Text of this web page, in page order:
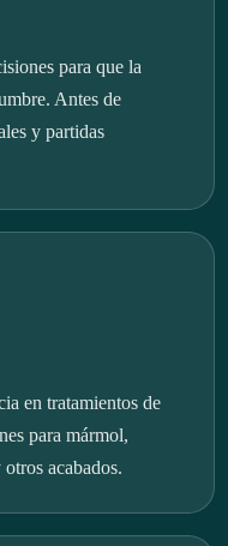
para que la
Antes de
y partidas
en tratamientos de
para mármol,
acabados.